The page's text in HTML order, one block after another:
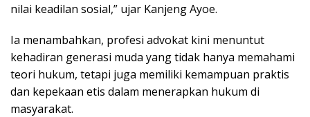
nilai keadilan sosial,” ujar Kanjeng Ayoe.
Ia menambahkan, profesi advokat kini menuntut
kehadiran generasi muda yang tidak hanya memahami
teori hukum, tetapi juga memiliki kemampuan praktis
dan kepekaan etis dalam menerapkan hukum di
masyarakat.